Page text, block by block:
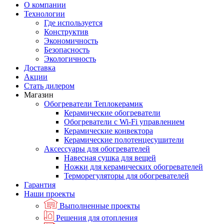
О компании
Технологии
Где используется
Конструктив
Экономичность
Безопасность
Экологичность
Доставка
Акции
Стать дилером
Магазин
Обогреватели Теплокерамик
Керамические обогреватели
Обогреватели с Wi-Fi управлением
Керамические конвектора
Керамические полотенцесушители
Аксессуары для обогревателей
Навесная сушка для вещей
Ножки для керамических обогревателей
Терморегуляторы для обогревателей
Гарантия
Наши проекты
Выполненные проекты
Решения для отопления